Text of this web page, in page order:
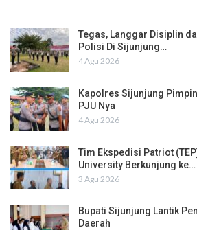
Tegas, Langgar Disiplin
Polisi Di Sijunjung…
4 Agu 2026
Kapolres Sijunjung
PJU Nya
4 Agu 2026
Tim Ekspedisi Patriot
University Berkunjung ke…
3 Agu 2026
Bupati Sijunjung Lantik
Daerah